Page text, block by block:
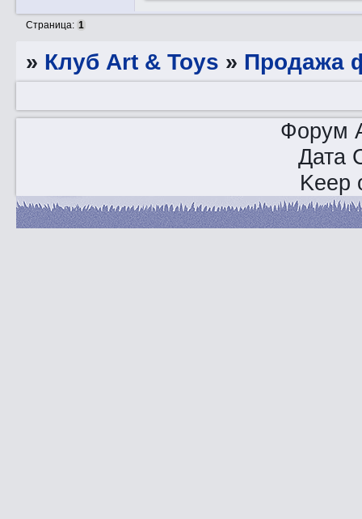
Страница: 1
» Клуб Art & Toys » Продажа
Форум
Дата
Keep